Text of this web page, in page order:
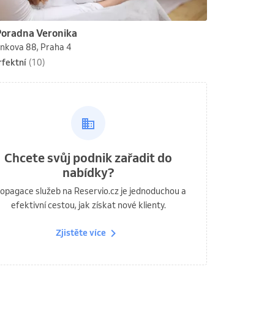
Veronika
88, Praha 4
(10)
Chcete svůj podnik zařadit do
nabídky?
služeb na Reservio.cz je jednoduchou a
efektivní cestou, jak získat nové klienty.
Zjistěte více